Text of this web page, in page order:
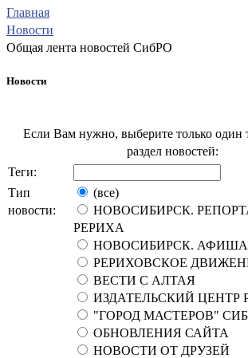
Главная
Новости
Общая лента новостей СибРО
Новости
Если Вам нужно, выберите только один
раздел новостей:
Теги:
Тип
новости:
(все)
НОВОСИБИРСК.
РЕРИХА
НОВОСИБИРСК. АФИША
РЕРИХОВСКОЕ
ВЕСТИ С АЛТАЯ
ИЗДАТЕЛЬСКИЙ ЦЕНТР
"ГОРОД МАСТЕРОВ"
ОБНОВЛЕНИЯ САЙТА
НОВОСТИ ОТ ДРУЗЕЙ